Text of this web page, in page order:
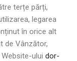
terțe părți,
legarea
în orice alt
de Vânzător,
ului dor-